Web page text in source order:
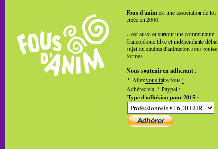
Fous d'animest une association de loi
créée en 2000.
C'est aussi et surtout une communauté
francophone libre et indépendante
sujet du cinéma d'animation sous toutes
formes
Nous soutenir en adhérant :
Allez vous faire fous !
Adhérez via
Paypal :
Type d'adhésion pour 2015 :